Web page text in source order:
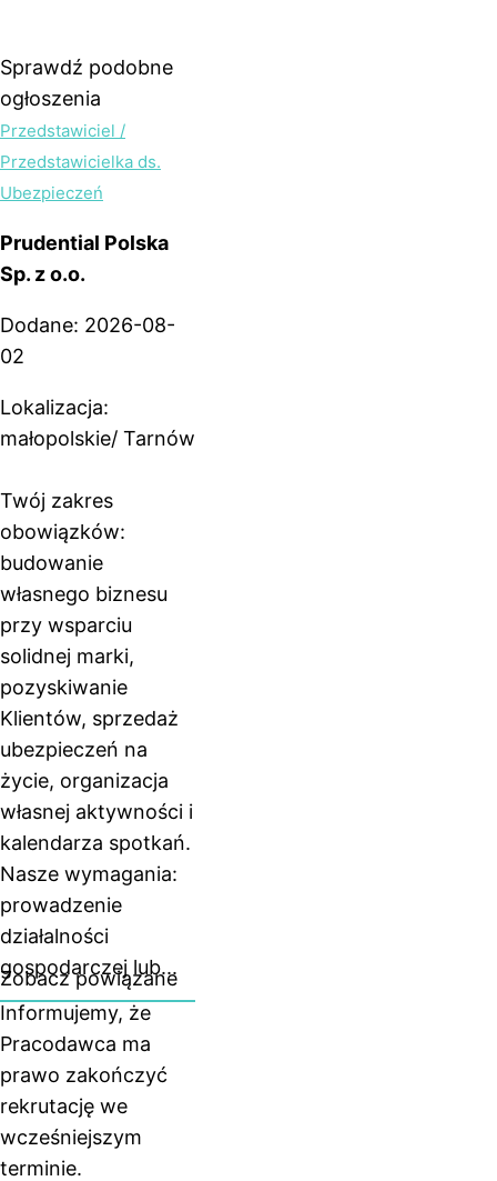
Sprawdź podobne
ogłoszenia
Przedstawiciel /
Przedstawicielka ds.
Ubezpieczeń
Prudential Polska
Sp. z o.o.
Dodane: 2026-08-
02
Lokalizacja:
małopolskie/ Tarnów
Twój zakres
obowiązków:
budowanie
własnego biznesu
przy wsparciu
solidnej marki,
pozyskiwanie
Klientów, sprzedaż
ubezpieczeń na
życie, organizacja
własnej aktywności i
kalendarza spotkań.
Nasze wymagania:
prowadzenie
działalności
gospodarczej lub...
Zobacz powiązane
Informujemy, że
Pracodawca ma
prawo zakończyć
rekrutację we
wcześniejszym
terminie.